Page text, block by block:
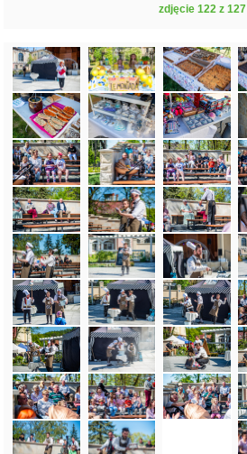
zdjęcie 122 z 127